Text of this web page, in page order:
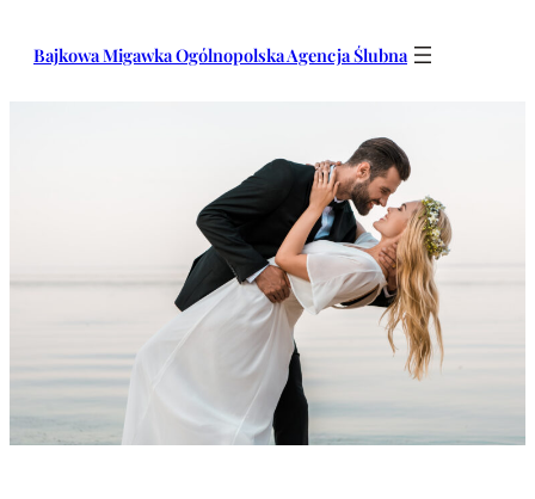
Bajkowa Migawka Ogólnopolska Agencja Ślubna